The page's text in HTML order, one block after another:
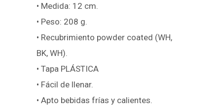
• Medida: 12 cm.
• Peso: 208 g.
• Recubrimiento powder coated (WH,
BK, WH).
• Tapa PLÁSTICA
• Fácil de llenar.
• Apto bebidas frías y calientes.